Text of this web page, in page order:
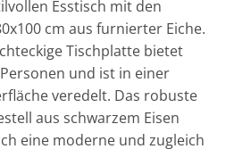
Esstisch mit den
cm aus furnierter Eiche.
Tischplatte bietet
und ist in einer
veredelt. Das robuste
aus schwarzem Eisen
eine moderne und zugleich